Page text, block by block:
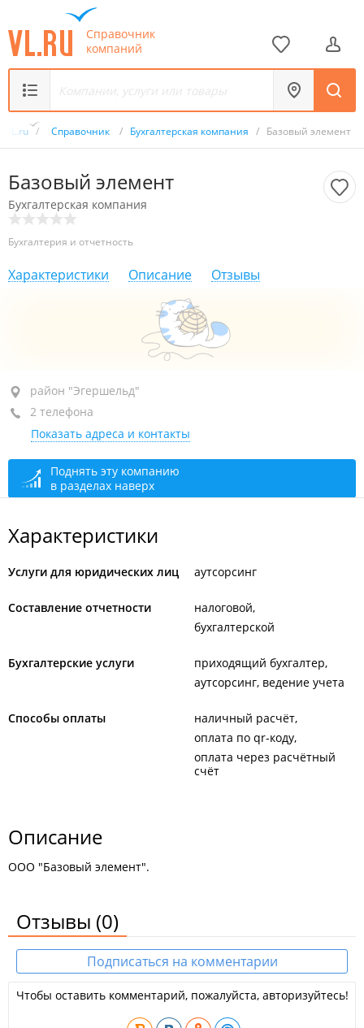
Справочник
компаний
VL.ru / Справочник / Бухгалтерская компания / Базовый элемент
Базовый элемент
Бухгалтерская компания
Бухгалтерия и отчетность
Характеристики Описание Отзывы
район "Эгершельд", ул. Сипягина, 20Б
+7 908 990-91-52
+7 908 999-80-91
закрыто, откроется в 09:00
район "Эгершельд"
2 телефона
Показать адреса и контакты
Поднять эту компанию
в разделах наверх
Характеристики
Услуги для юридических лиц аутсорсинг
Составление отчетности
налоговой
бухгалтерской
Бухгалтерские услуги
приходящий бухгалтер
аутсорсинг, ведение учета
Способы оплаты
наличный расчёт
оплата по qr-коду
оплата через расчётный
счёт
Описание
ООО "Базовый элемент".
Отзывы (0)
Подписаться на комментарии
Чтобы оставить комментарий, пожалуйста, авторизуйтесь!